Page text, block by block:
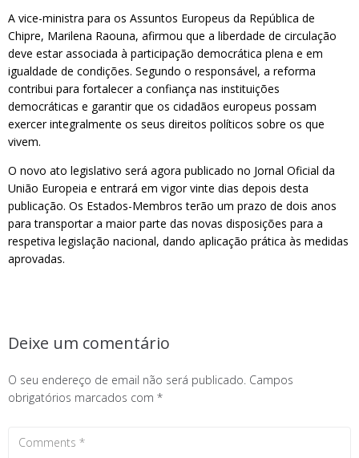
A vice-ministra para os Assuntos Europeus da República de
Chipre, Marilena Raouna, afirmou que a liberdade de circulação
deve estar associada à participação democrática plena e em
igualdade de condições. Segundo o responsável, a reforma
contribui para fortalecer a confiança nas instituições
democráticas e garantir que os cidadãos europeus possam
exercer integralmente os seus direitos políticos sobre os que
vivem.
O novo ato legislativo será agora publicado no Jornal Oficial da
União Europeia e entrará em vigor vinte dias depois desta
publicação. Os Estados-Membros terão um prazo de dois anos
para transportar a maior parte das novas disposições para a
respetiva legislação nacional, dando aplicação prática às medidas
aprovadas.
Deixe um comentário
O seu endereço de email não será publicado. Campos
obrigatórios marcados com *